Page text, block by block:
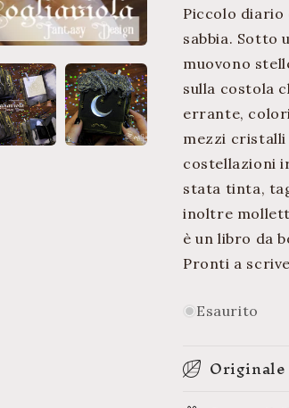
Piccolo diario
sabbia. Sotto
muovono
sulla costola
errante,
mezzi
costellazioni
stata tinta,
inoltre
è un libro da
Pronti a
Esaurito
Originale